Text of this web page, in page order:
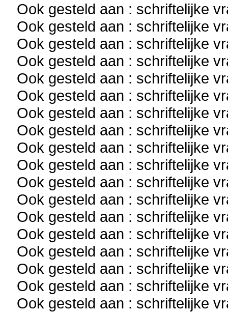
Ook gesteld aan : schriftelijke
Ook gesteld aan : schriftelijke
Ook gesteld aan : schriftelijke
Ook gesteld aan : schriftelijke
Ook gesteld aan : schriftelijke
Ook gesteld aan : schriftelijke
Ook gesteld aan : schriftelijke
Ook gesteld aan : schriftelijke
Ook gesteld aan : schriftelijke
Ook gesteld aan : schriftelijke
Ook gesteld aan : schriftelijke
Ook gesteld aan : schriftelijke
Ook gesteld aan : schriftelijke
Ook gesteld aan : schriftelijke
Ook gesteld aan : schriftelijke
Ook gesteld aan : schriftelijke
Ook gesteld aan : schriftelijke
Ook gesteld aan : schriftelijke